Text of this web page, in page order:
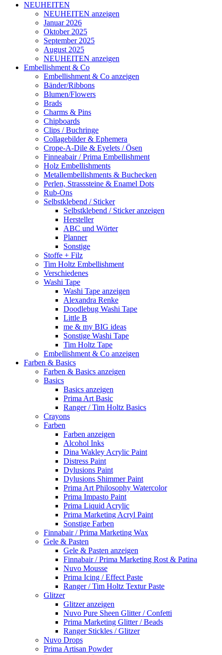
NEUHEITEN
NEUHEITEN anzeigen
Januar 2026
Oktober 2025
September 2025
August 2025
NEUHEITEN anzeigen
Embellishment & Co
Embellishment & Co anzeigen
Bänder/Ribbons
Blumen/Flowers
Brads
Charms & Pins
Chipboards
Clips / Buchringe
Collagebilder & Ephemera
Crope-A-Dile & Eyelets / Ösen
Finneabair / Prima Embellishment
Holz Embellishments
Metallembellishments & Buchecken
Perlen, Strasssteine & Enamel Dots
Rub-Ons
Selbstklebend / Sticker
Selbstklebend / Sticker anzeigen
Hersteller
ABC und Wörter
Planner
Sonstige
Stoffe + Filz
Tim Holtz Embellishment
Verschiedenes
Washi Tape
Washi Tape anzeigen
Alexandra Renke
Doodlebug Washi Tape
Little B
me & my BIG ideas
Sonstige Washi Tape
Tim Holtz Tape
Embellishment & Co anzeigen
Farben & Basics
Farben & Basics anzeigen
Basics
Basics anzeigen
Prima Art Basic
Ranger / Tim Holtz Basics
Crayons
Farben
Farben anzeigen
Alcohol Inks
Dina Wakley Acrylic Paint
Distress Paint
Dylusions Paint
Dylusions Shimmer Paint
Prima Art Philosophy Watercolor
Prima Impasto Paint
Prima Liquid Acrylic
Prima Marketing Acryl Paint
Sonstige Farben
Finnabair / Prima Marketing Wax
Gele & Pasten
Gele & Pasten anzeigen
Finnabair / Prima Marketing Rost & Patina
Nuvo Mousse
Prima Icing / Effect Paste
Ranger / Tim Holtz Textur Paste
Glitzer
Glitzer anzeigen
Nuvo Pure Sheen Glitter / Confetti
Prima Marketing Glitter / Beads
Ranger Stickles / Glitzer
Nuvo Drops
Prima Artisan Powder